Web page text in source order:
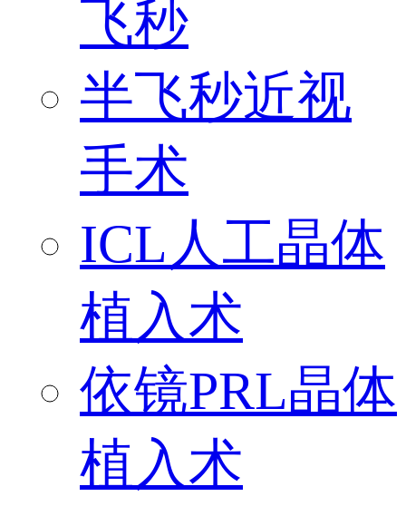
飞秒
半飞秒近视
手术
ICL人工晶体
植入术
依镜PRL晶体
植入术